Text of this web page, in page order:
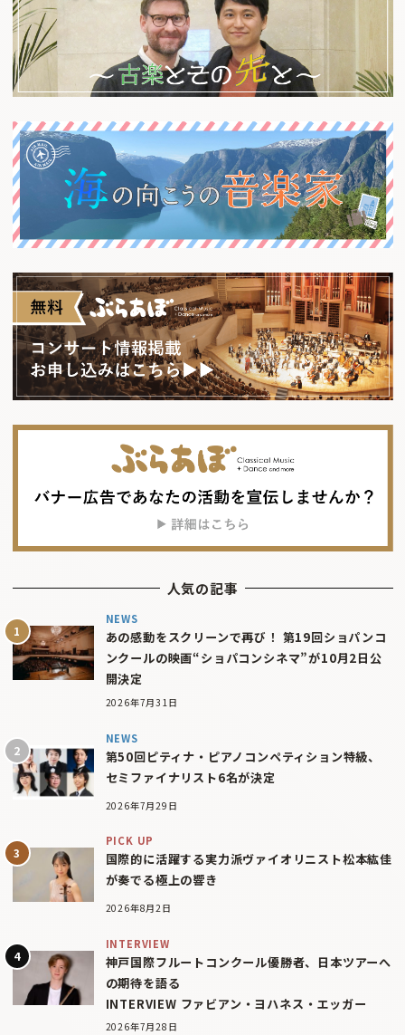
人気の記事
NEWS
あの感動をスクリーンで再び！ 第19回ショパンコ
ンクールの映画“ショパコンシネマ”が10月2日公
開決定
2026年7月31日
NEWS
第50回ピティナ・ピアノコンペティション特級、
セミファイナリスト6名が決定
2026年7月29日
PICK UP
国際的に活躍する実力派ヴァイオリニスト松本紘佳
が奏でる極上の響き
2026年8月2日
INTERVIEW
神戸国際フルートコンクール優勝者、日本ツアーへ
の期待を語る
INTERVIEW ファビアン・ヨハネス・エッガー
2026年7月28日